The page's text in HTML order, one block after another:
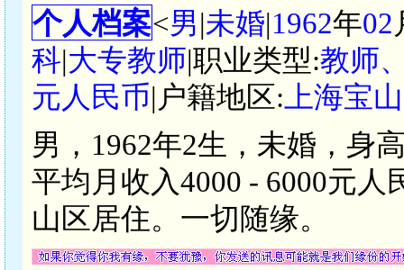
个人档案<男|未婚|1962年02
科|大专教师|职业类型:教师
元人民币|户籍地区: 上海宝
男，1962年2生，未婚，身
平均月收入4000 - 6000元
山区居住。一切随缘。